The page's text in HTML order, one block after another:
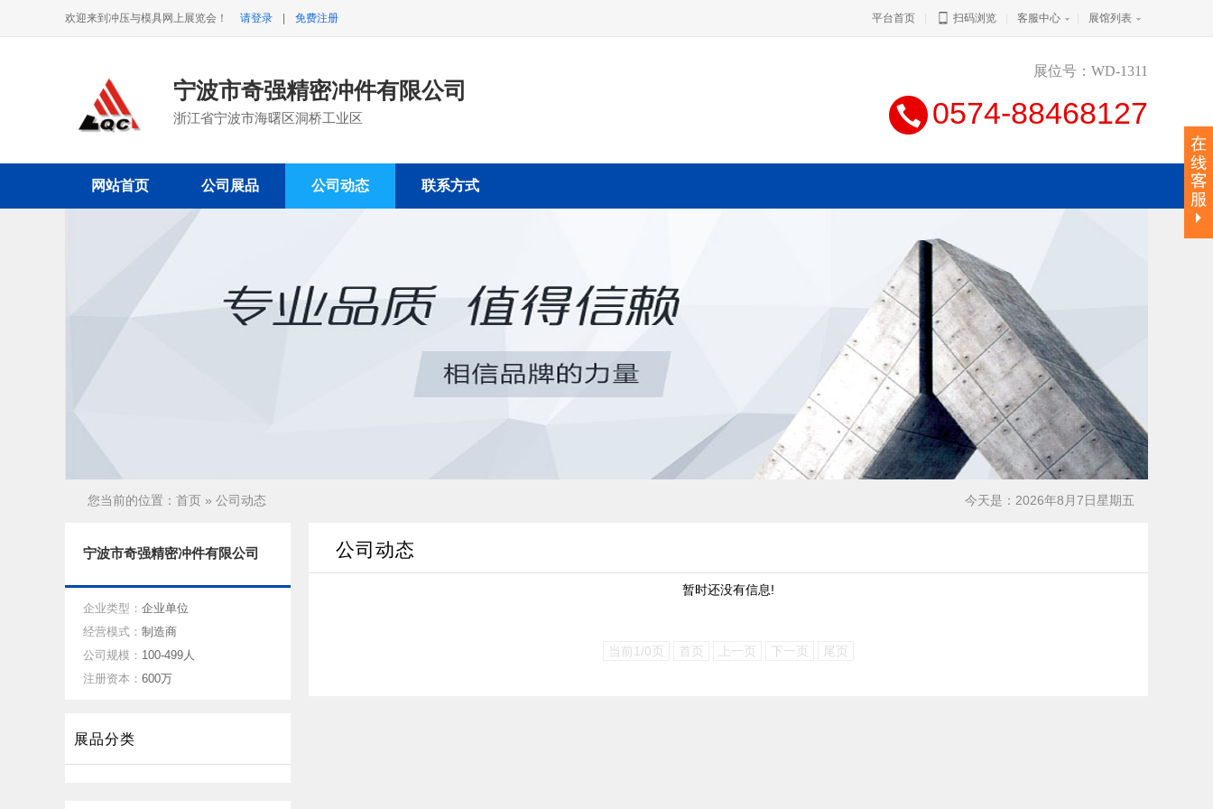
欢迎来到冲压与模具网上展览会！ 请登录 免费注册 平台首页 扫码浏览 客服中心 展馆列表
宁波市奇强精密冲件有限公司
浙江省宁波市海曙区洞桥工业区
展位号：WD-1311
0574-88468127
网站首页 公司展品 公司动态 联系方式
今天是：2026年8月7日星期五
您当前的位置： 首页 » 公司动态
宁波市奇强精密冲件有限公司
企业类型： 企业单位
经营模式： 制造商
公司规模： 100-499人
注册资本： 600万
展品分类
公司动态
暂时还没有信息!
当前1/0页 首页 上一页 下一页 尾页